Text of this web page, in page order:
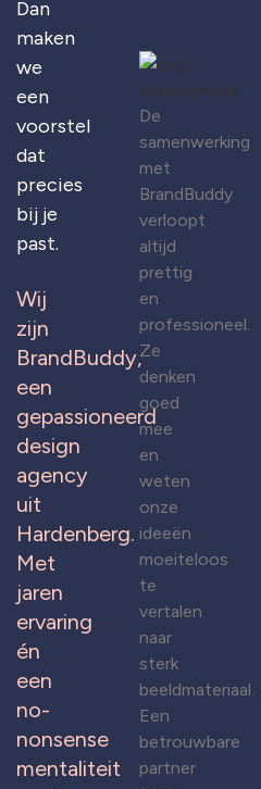
Dan
maken
we
een
voorstel
dat
precies
bij je
past.
Wij
zijn
BrandBuddy,
een
gepassioneerd
design
agency
uit
Hardenberg.
Met
jaren
ervaring
én
een
no-
nonsense
mentaliteit
De
samenwerking
met
BrandBuddy
verloopt
altijd
prettig
en
professioneel.
Ze
denken
goed
mee
en
weten
onze
ideeën
moeiteloos
te
vertalen
naar
sterk
beeldmateriaal.
Een
betrouwbare
partner